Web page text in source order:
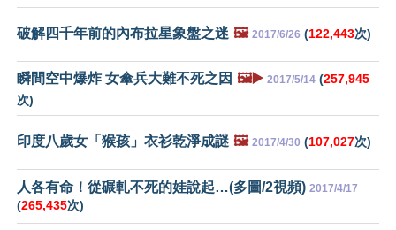
破解四千年前的內布拉星象盤之迷 🖼️ 2017/6/26 (122,443次)
瞬間空中爆炸 女傘兵大難不死之因 🖼️▶️ 2017/5/14 (257,945
次)
印度八歲女「猴孩」衣衫乾淨成謎 🖼️ 2017/4/30 (107,027次)
人各有命！從碾軋不死的娃說起…(多圖/2視頻) 2017/4/17
(265,435次)